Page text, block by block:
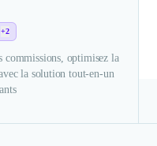
+2
commissions, optimisez la
la solution tout-en-un